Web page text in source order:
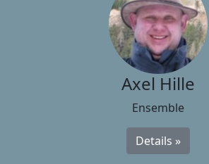
Axel Hille
Ensemble
Details »